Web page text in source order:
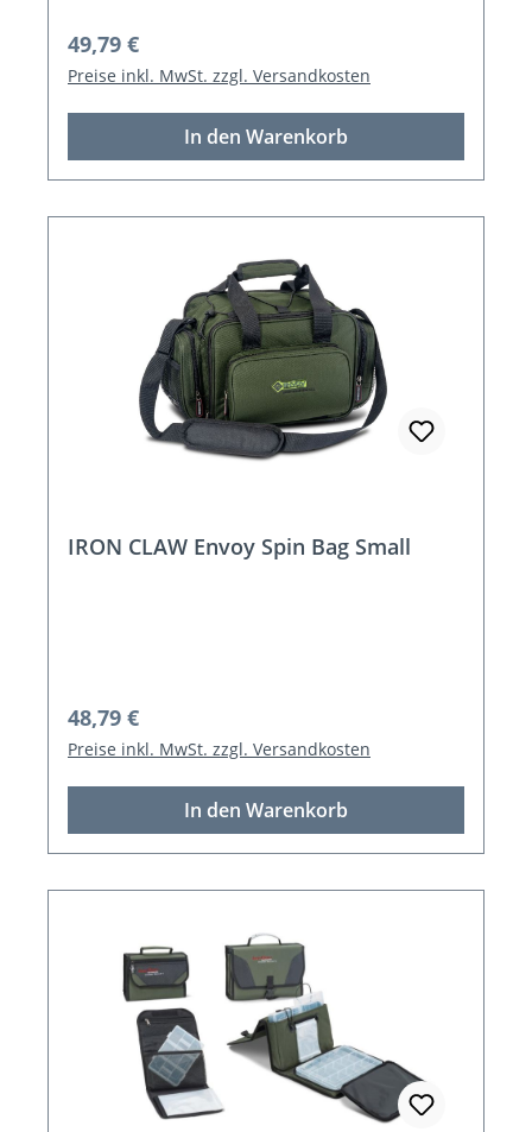
Regulärer Preis:
49,79 €
Preise inkl. MwSt. zzgl. Versandkosten
In den Warenkorb
IRON CLAW Envoy Spin Bag Small
Regulärer Preis:
48,79 €
Preise inkl. MwSt. zzgl. Versandkosten
In den Warenkorb